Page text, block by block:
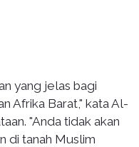
yang jelas bagi
Afrika Barat," kata Al-
"Anda tidak akan
di tanah Muslim